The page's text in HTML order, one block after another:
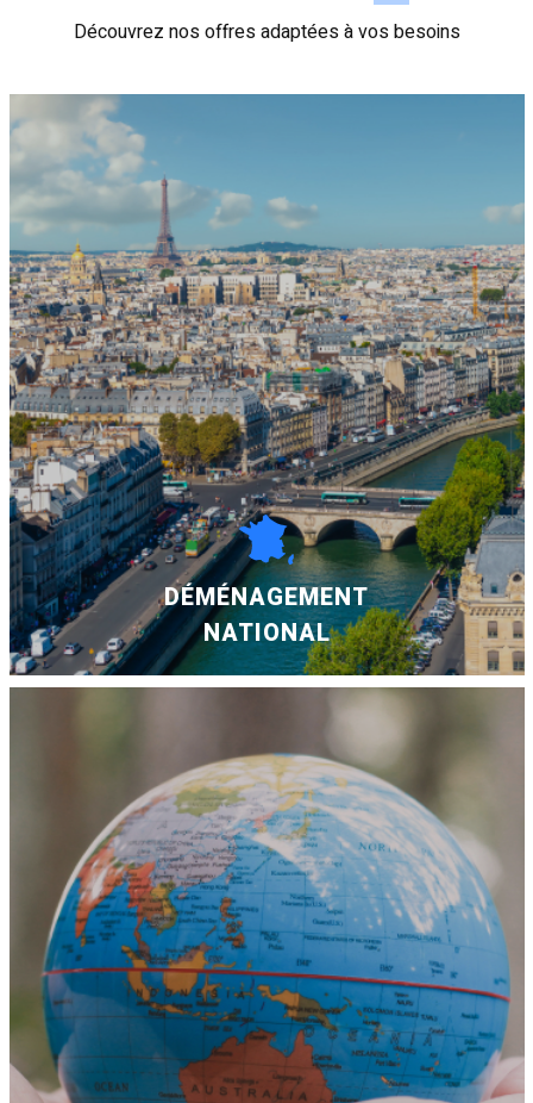
Découvrez nos offres adaptées à vos besoins
DÉMÉNAGEMENT
NATIONAL